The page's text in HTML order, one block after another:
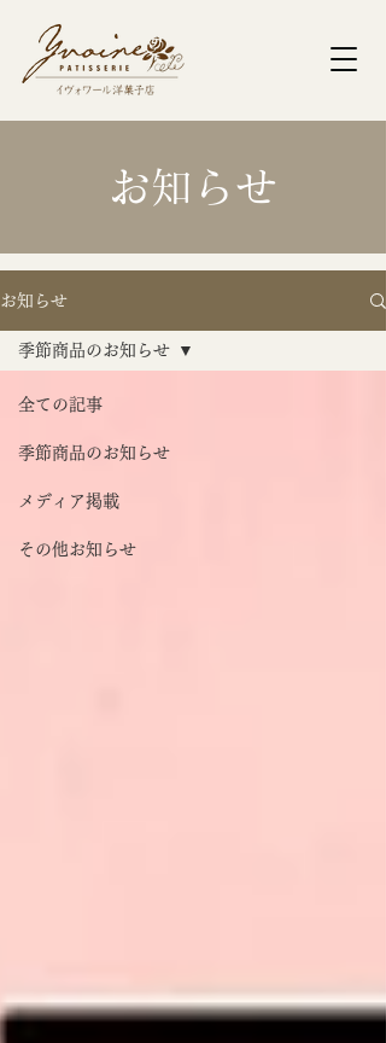
​お知らせ
お知らせ
全ての記事
季節商品のお知らせ
メディア掲載
その他お知らせ
季節商品のお知らせ